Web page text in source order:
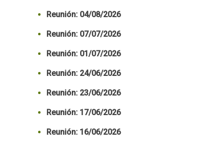
Reunión: 04/08/2026
Reunión: 07/07/2026
Reunión: 01/07/2026
Reunión: 24/06/2026
Reunión: 23/06/2026
Reunión: 17/06/2026
Reunión: 16/06/2026